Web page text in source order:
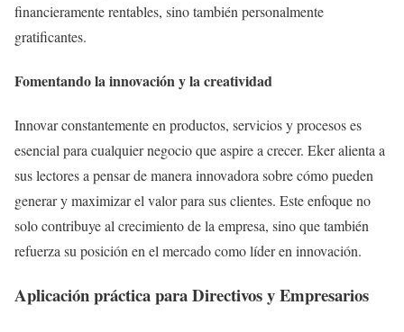
financieramente rentables, sino también personalmente
gratificantes.
Fomentando la innovación y la creatividad
Innovar constantemente en productos, servicios y procesos es
esencial para cualquier negocio que aspire a crecer. Eker alienta a
sus lectores a pensar de manera innovadora sobre cómo pueden
generar y maximizar el valor para sus clientes. Este enfoque no
solo contribuye al crecimiento de la empresa, sino que también
refuerza su posición en el mercado como líder en innovación.
Aplicación práctica para Directivos y Empresarios